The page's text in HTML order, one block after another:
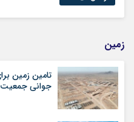
زمین
جوانی جمعیت